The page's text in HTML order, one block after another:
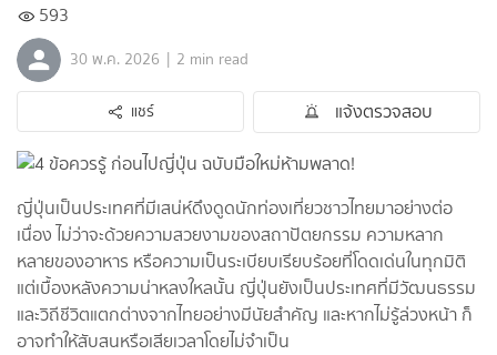
593
30 พ.ค. 2026 | 2 min read
แชร์ แจ้งตรวจสอบ
ญี่ปุ่นเป็นประเทศที่มีเสน่ห์ดึงดูดนักท่องเที่ยวชาวไทยมาอย่างต่อ
เนื่อง ไม่ว่าจะด้วยความสวยงามของสถาปัตยกรรม ความหลาก
หลายของอาหาร หรือความเป็นระเบียบเรียบร้อยที่โดดเด่นในทุกมิติ
แต่เบื้องหลังความน่าหลงใหลนั้น ญี่ปุ่นยังเป็นประเทศที่มีวัฒนธรรม
และวิถีชีวิตแตกต่างจากไทยอย่างมีนัยสำคัญ และหากไม่รู้ล่วงหน้า ก็
อาจทำให้สับสนหรือเสียเวลาโดยไม่จำเป็น